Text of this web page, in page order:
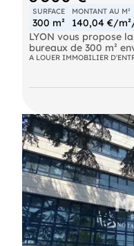
SURFACE
300 m²
MONTANT AU M²
140,04 €/
LYON vous propose
bureaux de 300 m²
tertiaire situé au
A LOUER IMMOBILIER